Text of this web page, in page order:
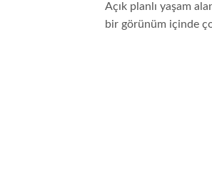
Açık planlı yaşam
bir görünüm içinde